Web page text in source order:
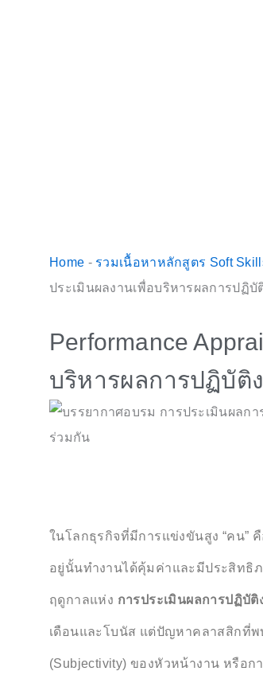
Home - รวมเนื้อหาหลักสูตร Soft
ประเมินผลงานเพื่อบริหารผลการปฏิ
Performance
บริหารผลการปฏิบัติ
ในโลกธุรกิจที่มีการแข่งขันสูง “คน”
อยู่นั้นทำงานได้คุ้มค่าและมีประสิทธิภ
ฤดูกาลแห่ง การประเมินผลการปฏิบัติ
เดือนและโบนัส แต่ปัญหาคลาสสิกที่พ
(Subjectivity) ของหัวหน้างาน หรือก